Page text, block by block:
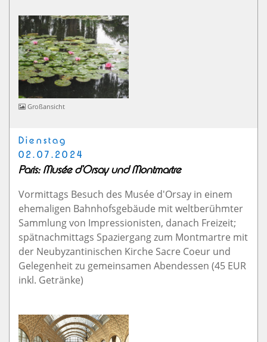
Großansicht
Dienstag
02.07.2024
Paris: Musée d'Orsay und Montmartre
Vormittags Besuch des Musée d'Orsay in einem
ehemaligen Bahnhofsgebäude mit weltberühmter
Sammlung von Impressionisten, danach Freizeit;
spätnachmittags Spaziergang zum Montmartre mit
der Neubyzantinischen Kirche Sacre Coeur und
Gelegenheit zu gemeinsamen Abendessen (45 EUR
inkl. Getränke)